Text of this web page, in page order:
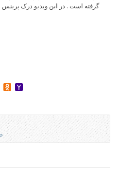
گرفته است . در این ویدیو درک پرینس
TwitterOdnoklassniki